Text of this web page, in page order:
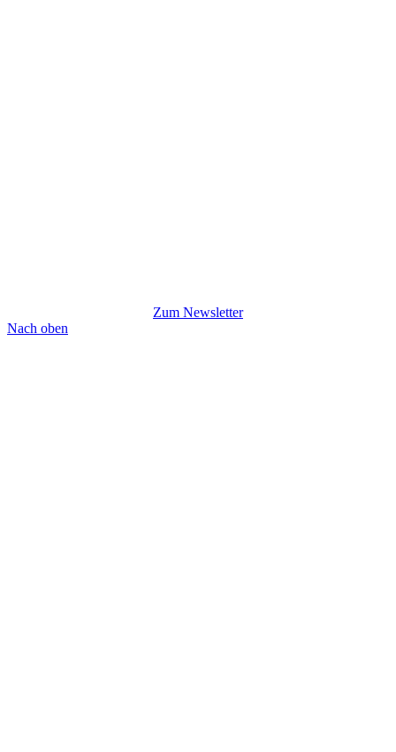
Zum Newsletter
Nach oben